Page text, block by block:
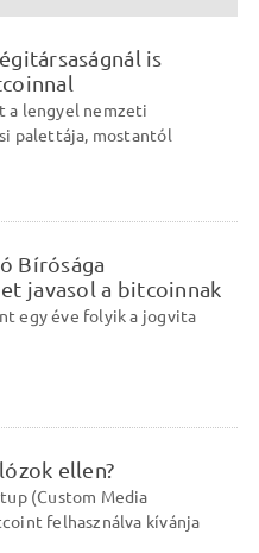
is
a lengyel nemzeti
palettája, mostantól
Bírósága
javasol a bitcoinnak
egy éve folyik a jogvita
ellen?
(Custom Media
felhasználva kívánja